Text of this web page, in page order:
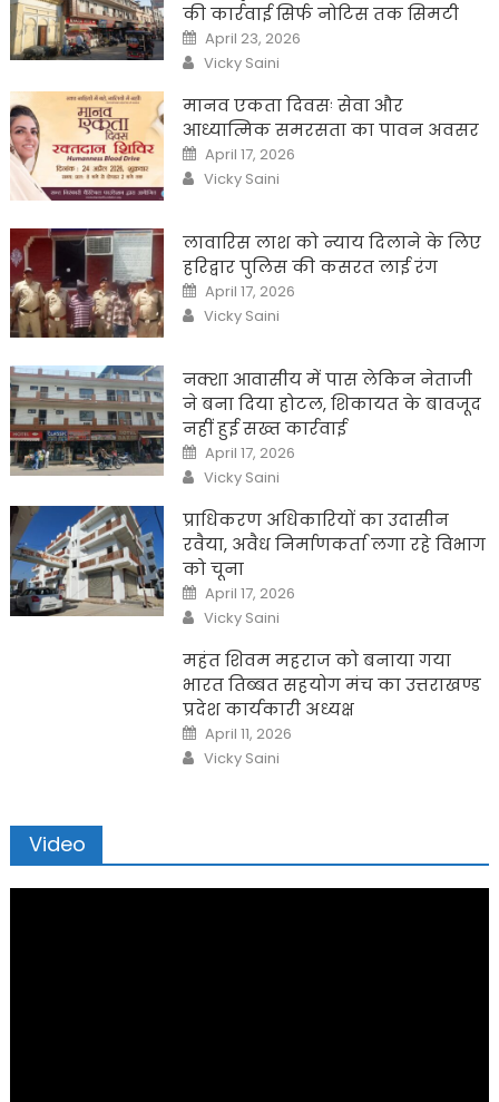
की कार्रवाई सिर्फ नोटिस तक सिमटी
Posted
on
April 23, 2026
Author
Vicky Saini
मानव एकता दिवसः सेवा और
आध्यात्मिक समरसता का पावन अवसर
Posted
on
April 17, 2026
Author
Vicky Saini
लावारिस लाश को न्याय दिलाने के लिए
हरिद्वार पुलिस की कसरत लाई रंग
Posted
on
April 17, 2026
Author
Vicky Saini
नक्शा आवासीय में पास लेकिन नेताजी
ने बना दिया होटल, शिकायत के बावजूद
नहीं हुई सख्त कार्रवाई
Posted
on
April 17, 2026
Author
Vicky Saini
प्राधिकरण अधिकारियों का उदासीन
रवैया, अवैध निर्माणकर्ता लगा रहे विभाग
को चूना
Posted
on
April 17, 2026
Author
Vicky Saini
महंत शिवम महराज को बनाया गया
भारत तिब्बत सहयोग मंच का उत्तराखण्ड
प्रदेश कार्यकारी अध्यक्ष
Posted
on
April 11, 2026
Author
Vicky Saini
Video